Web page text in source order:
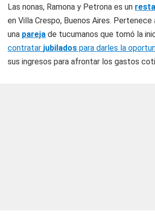
Las nonas, Ramona y Petrona es un
en Villa Crespo, Buenos Aires. Pertenece
una pareja de tucumanos que tomó la
contratar jubilados para darles la
sus ingresos para afrontar los gastos